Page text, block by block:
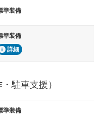
準装備
準装備
詳細
駐車支援）
準装備